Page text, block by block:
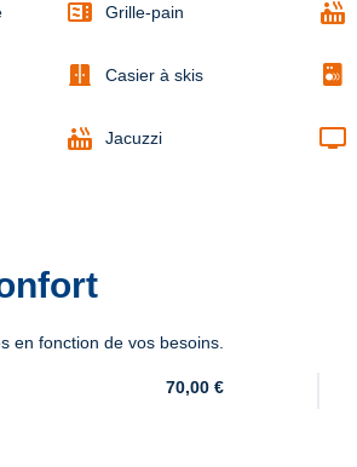
microwave Grille-pain hot_tub
door_sliding Casier à skis
hot_tub Jacuzzi tv
en fonction de vos besoins.
70,00 €